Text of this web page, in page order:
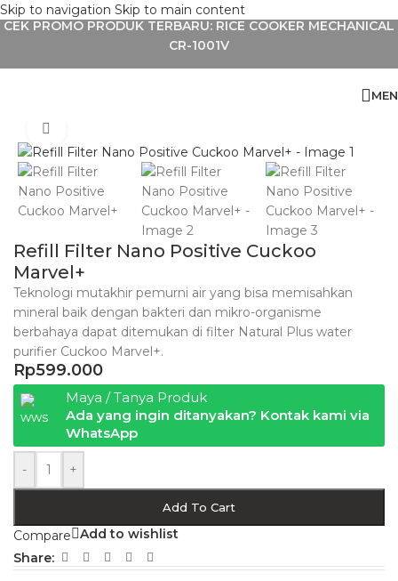
Skip to navigation Skip to main content
CEK PROMO PRODUK TERBARU: RICE COOKER MECHANICAL
CR-1001V
Refill Filter Nano Positive Cuckoo
Marvel+
Teknologi mutakhir pemurni air yang bisa memisahkan
mineral baik dengan bakteri dan mikro-organisme
berbahaya dapat ditemukan di filter Natural Plus water
purifier Cuckoo Marvel+.
Rp599.000
Maya / Tanya Produk
Ada yang ingin ditanyakan? Kontak kami via
WhatsApp
- +
Add To Cart
Compare
Add to wishlist
Share: